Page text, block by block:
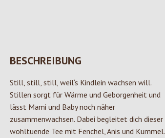
BESCHREIBUNG
Still, still, still, weil‘s Kindlein wachsen will.
Stillen sorgt für Wärme und Geborgenheit und
lässt Mami und Baby noch näher
zusammenwachsen. Dabei begleitet dich dieser
wohltuende Tee mit Fenchel, Anis und Kümmel.